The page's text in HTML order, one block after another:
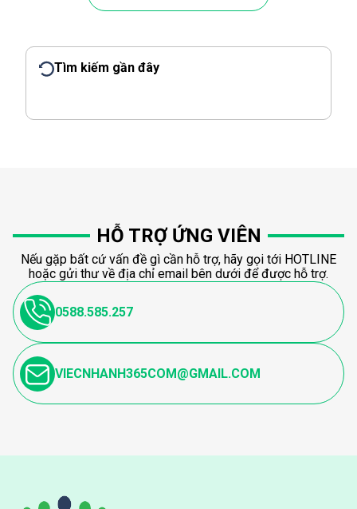
Tìm kiếm gần đây
HỖ TRỢ ỨNG VIÊN
Nếu gặp bất cứ vấn đề gì cần hỗ trợ, hãy gọi tới HOTLINE
hoặc gửi thư về địa chỉ email bên dưới để được hỗ trợ.
0588.585.257
VIECNHANH365COM@GMAIL.COM